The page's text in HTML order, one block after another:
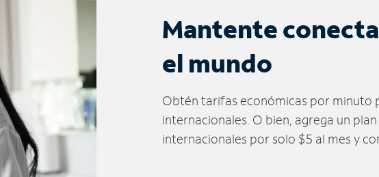
Mantente
el mundo
Obtén tarifas económicas por minuto
internacionales. O bien, agrega un
internacionales por solo $5 al mes y